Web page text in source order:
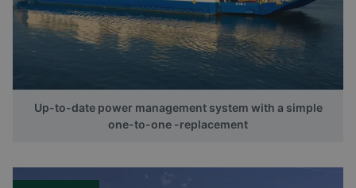
Up-to-date power management system with a simple
one-to-one -replacement